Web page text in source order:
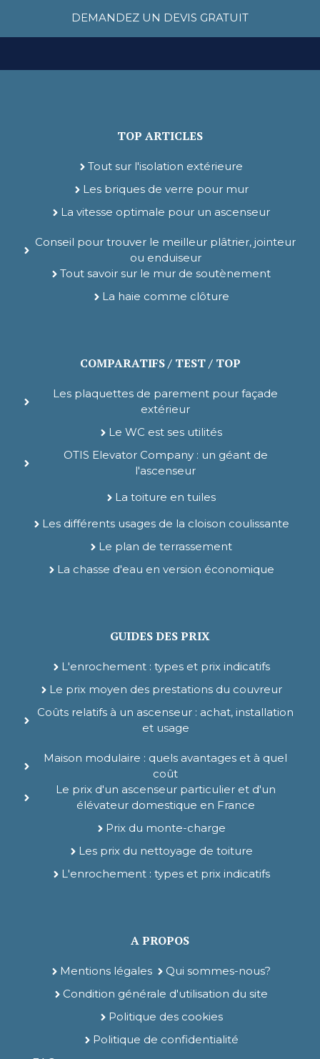
DEMANDEZ UN DEVIS GRATUIT
TOP ARTICLES
Tout sur l'isolation extérieure
Les briques de verre pour mur
La vitesse optimale pour un ascenseur
Conseil pour trouver le meilleur plâtrier, jointeur
ou enduiseur
Tout savoir sur le mur de soutènement
La haie comme clôture
COMPARATIFS / TEST / TOP
Les plaquettes de parement pour façade
extérieur
Le WC est ses utilités
OTIS Elevator Company : un géant de
l'ascenseur
La toiture en tuiles
Les différents usages de la cloison coulissante
Le plan de terrassement
La chasse d'eau en version économique
GUIDES DES PRIX
L'enrochement : types et prix indicatifs
Le prix moyen des prestations du couvreur
Coûts relatifs à un ascenseur : achat, installation
et usage
Maison modulaire : quels avantages et à quel
coût
Le prix d'un ascenseur particulier et d'un
élévateur domestique en France
Prix du monte-charge
Les prix du nettoyage de toiture
L'enrochement : types et prix indicatifs
A PROPOS
Mentions légales
Qui sommes-nous?
Condition générale d'utilisation du site
Politique des cookies
Politique de confidentialité